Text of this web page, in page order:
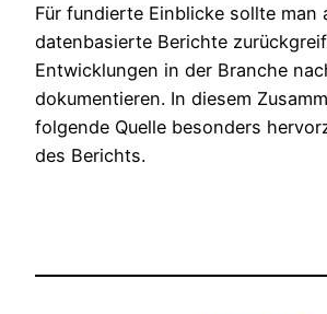
Für fundierte Einblicke sollte man
datenbasierte Berichte
Entwicklungen in der Branche
dokumentieren. In diesem
folgende Quelle besonders
des Berichts.